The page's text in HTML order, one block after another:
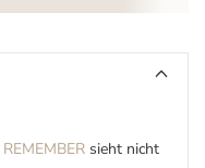
REMEMBER sieht nicht